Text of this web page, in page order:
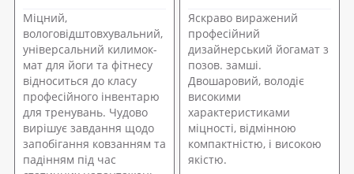
Міцний,
вологовідштовхувальний,
універсальний килимок-
мат для йоги та фітнесу
відноситься до класу
професійного інвентарю
для тренувань. Чудово
вирішує завдання щодо
запобігання ковзанням та
падінням під час
Яскраво виражений
професійний
дизайнерський йогамат з
позов. замші.
Двошаровий, володіє
високими
характеристиками
міцності, відмінною
компактністю, і високою
якістю.